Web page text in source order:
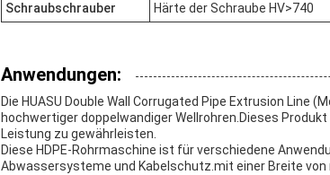
Schraubschrauber
Härte der Schraube HV>740
Anwendungen:
Die HUASU Double Wall Corrugated Pipe Extrusion Line
hochwertiger doppelwandiger Wellrohren.Dieses
Leistung zu gewährleisten.
Diese HDPE-Rohrmaschine ist für verschiedene
Abwassersysteme und Kabelschutz.mit einer Breite